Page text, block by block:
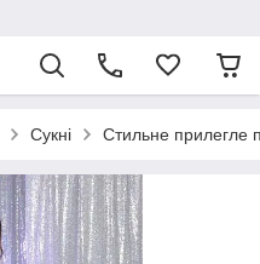
Сукні Стильне прилегле